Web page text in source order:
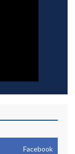
Facebook